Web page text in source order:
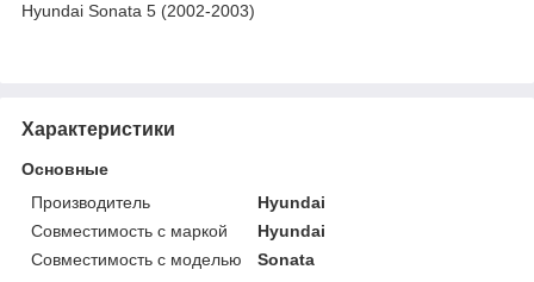
Hyundai Sonata 5 (2002-2003)
Характеристики
Основные
Производитель
Hyundai
Совместимость с маркой
Hyundai
Совместимость с моделью
Sonata